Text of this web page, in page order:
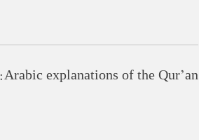
Arabic explanations of the Qur’an: